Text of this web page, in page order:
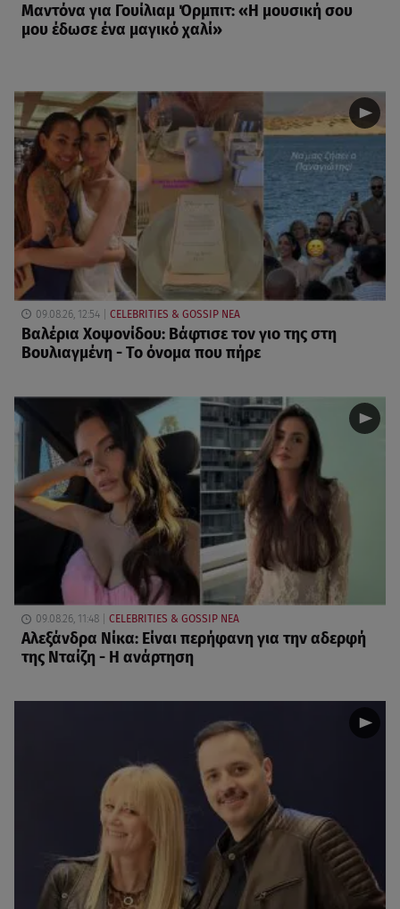
Μαντόνα για Γουίλιαμ Όρμπιτ: «Η μουσική σου
μου έδωσε ένα μαγικό χαλί»
09.08.26, 12:54 CELEBRITIES & GOSSIP ΝΕΑ
Βαλέρια Χοψονίδου: Βάφτισε τον γιο της στη
Βουλιαγμένη - Το όνομα που πήρε
09.08.26, 11:48 CELEBRITIES & GOSSIP ΝΕΑ
Αλεξάνδρα Νίκα: Είναι περήφανη για την αδερφή
της Νταίζη - Η ανάρτηση